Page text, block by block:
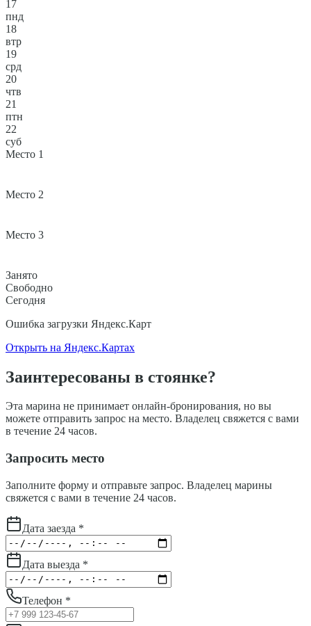
17
пнд
18
втр
19
срд
20
чтв
21
птн
22
суб
Место 1
Место 2
Место 3
Занято
Свободно
Сегодня
Ошибка загрузки Яндекс.Карт
Открыть на Яндекс.Картах
Заинтересованы в стоянке?
Эта марина не принимает онлайн-бронирования, но вы
можете отправить запрос на место. Владелец свяжется с вами
в течение 24 часов.
Запросить место
Заполните форму и отправьте запрос. Владелец марины
свяжется с вами в течение 24 часов.
Дата заезда *
Дата выезда *
Телефон *